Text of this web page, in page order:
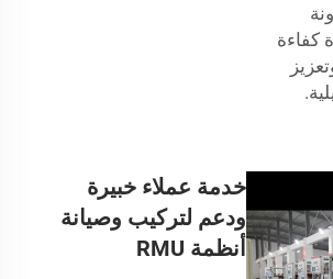
كفاءة
خدمة عملاء خبيرة
ودعم لتركيب وصيانة
أنظمة RMU